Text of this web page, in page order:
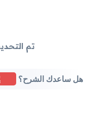
تم التحديث
هل ساعدك الشرح؟